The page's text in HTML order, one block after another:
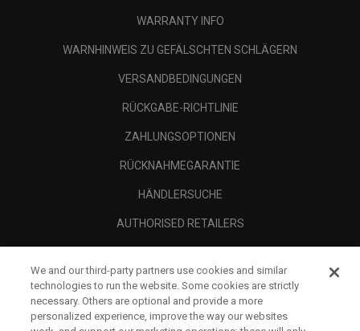
WARRANTY INFO
WARNHINWEIS ZU GEFÄLSCHTEN SCHLÄGERN
VERSANDBEDINGUNGEN
RÜCKGABE-RICHTLINIE
ZAHLUNGSOPTIONEN
RÜCKNAHMEGARANTIE
HÄNDLERSUCHE
AUTHORISED RETAILERS
UNTERNEHMENSPROFIL
RECHTLICHES-
We and our third-party partners use cookies and similar
technologies to run the website. Some cookies are strictly
necessary. Others are optional and provide a more
personalized experience, improve the way our websites